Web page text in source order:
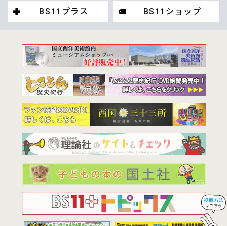
BS11プラス BS11ショップ